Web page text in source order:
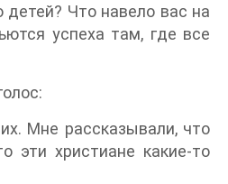
детей? Что навело вас на
успеха там, где все
Мне рассказывали, что
эти христиане какие-то